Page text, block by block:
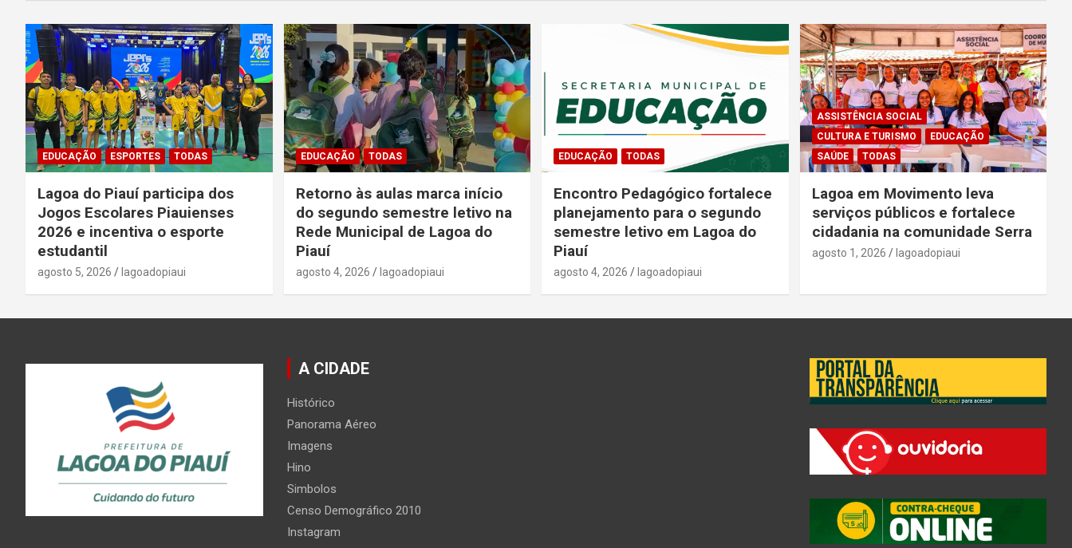
Post
EDUCAÇÃO ESPORTES TODAS
Lagoa do Piauí participa dos
Jogos Escolares Piauienses
2026 e incentiva o esporte
estudantil
agosto 5, 2026 lagoadopiaui
EDUCAÇÃO TODAS
Retorno às aulas marca início
do segundo semestre letivo na
Rede Municipal de Lagoa do
Piauí
agosto 4, 2026 lagoadopiaui
EDUCAÇÃO TODAS
Encontro Pedagógico fortalece
planejamento para o segundo
semestre letivo em Lagoa do
Piauí
agosto 4, 2026 lagoadopiaui
ASSISTÊNCIA SOCIAL
CULTURA E TURISMO
EDUCAÇÃO
SAÚDE
TODAS
Lagoa em Movimento leva
serviços públicos e fortalece
cidadania na comunidade Serra
agosto 1, 2026 lagoadopiaui
A CIDADE
Histórico
Panorama Aéreo
Imagens
Hino
Simbolos
Censo Demográfico 2010
Instagram